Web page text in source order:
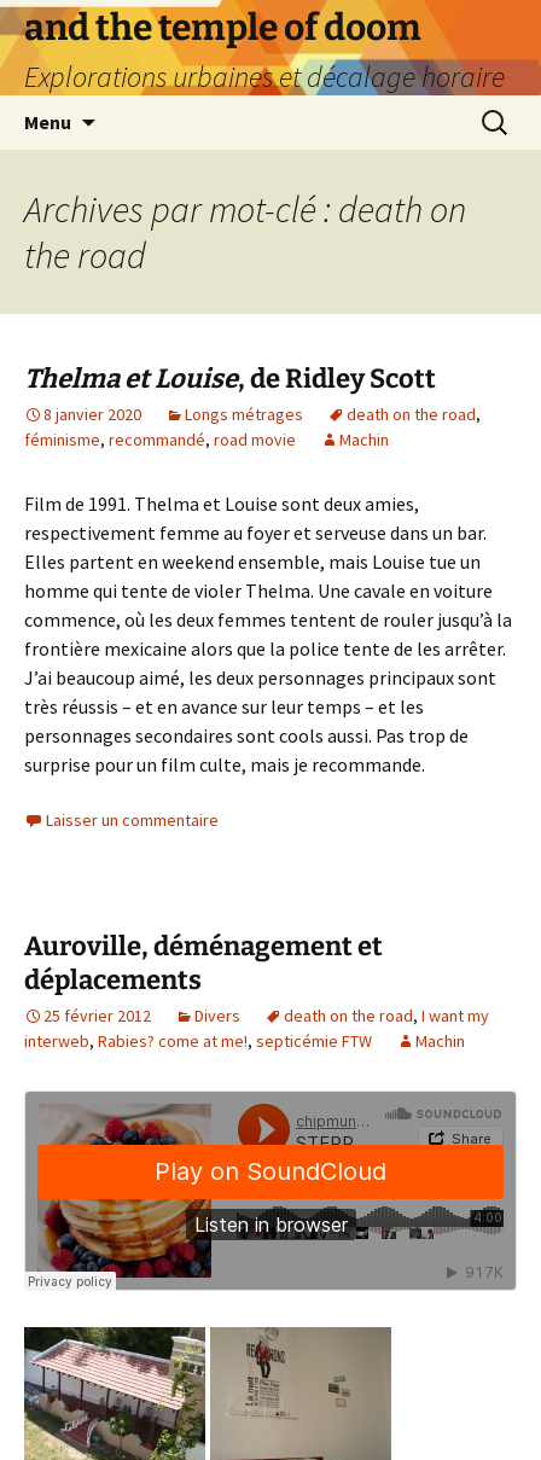
Aller
au
contenu
and the temple of doom
Explorations urbaines et décalage horaire
Menu
Archives par mot-clé : death on
the road
Thelma et Louise, de Ridley Scott
8 janvier 2020 Longs métrages death on the road,
féminisme, recommandé, road movie Machin
Film de 1991. Thelma et Louise sont deux amies,
respectivement femme au foyer et serveuse dans un bar.
Elles partent en weekend ensemble, mais Louise tue un
homme qui tente de violer Thelma. Une cavale en voiture
commence, où les deux femmes tentent de rouler jusqu’à la
frontière mexicaine alors que la police tente de les arrêter.
J’ai beaucoup aimé, les deux personnages principaux sont
très réussis – et en avance sur leur temps – et les
personnages secondaires sont cools aussi. Pas trop de
surprise pour un film culte, mais je recommande.
Laisser un commentaire
Auroville, déménagement et
déplacements
25 février 2012 Divers death on the road, I want my
interweb, Rabies? come at me!, septicémie FTW Machin